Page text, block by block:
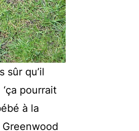
sûr qu’il
pourrait
à la